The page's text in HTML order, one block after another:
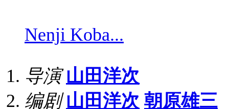
Nenji Koba...
导演 山田洋次
编剧 山田洋次 朝原雄三